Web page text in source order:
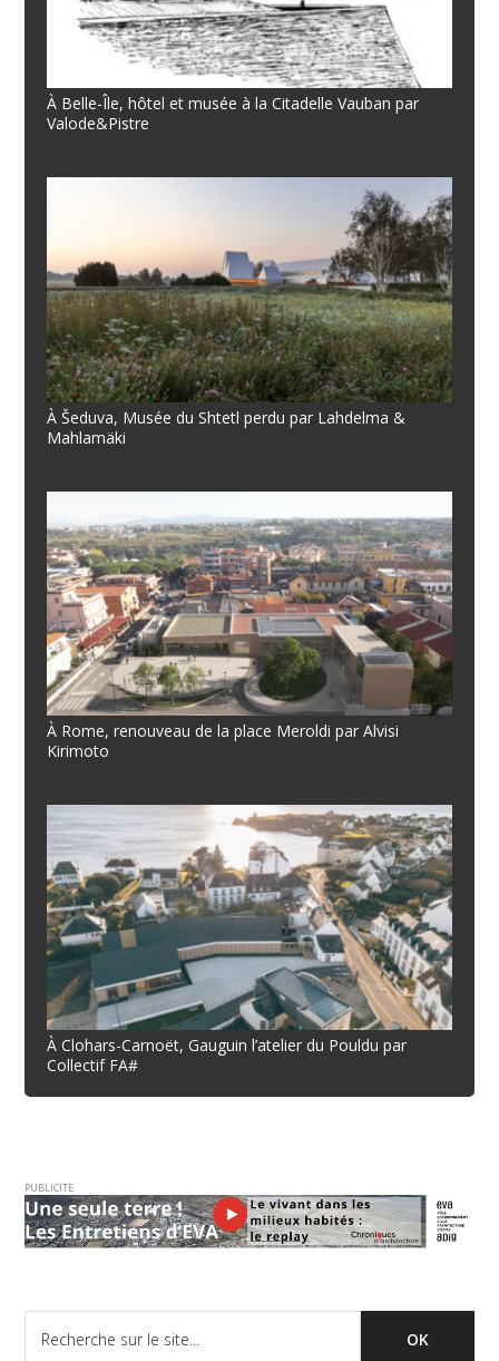
À Belle-Île, hôtel et musée à la Citadelle Vauban par
Valode&Pistre
À Šeduva, Musée du Shtetl perdu par Lahdelma &
Mahlamäki
À Rome, renouveau de la place Meroldi par Alvisi
Kirimoto
À Clohars-Carnoët, Gauguin l’atelier du Pouldu par
Collectif FA#
PUBLICITE